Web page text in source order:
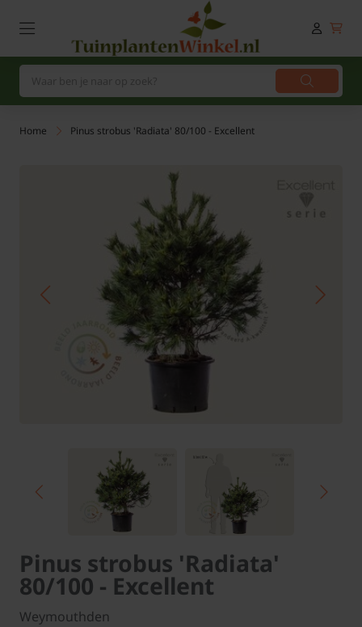
Home Pinus strobus 'Radiata' 80/100 - Excellent
Pinus strobus 'Radiata'
80/100 - Excellent
Weymouthden